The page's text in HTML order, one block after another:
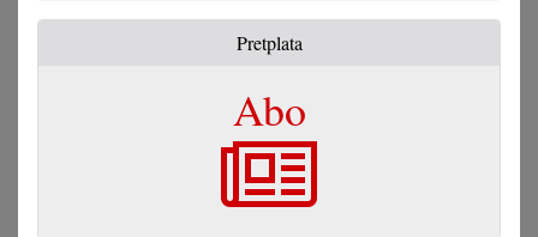
Pretplata
Abo